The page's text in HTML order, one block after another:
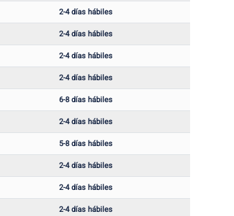
2-4 días hábiles
2-4 días hábiles
2-4 días hábiles
2-4 días hábiles
6-8 días hábiles
2-4 días hábiles
5-8 días hábiles
2-4 días hábiles
2-4 días hábiles
2-4 días hábiles